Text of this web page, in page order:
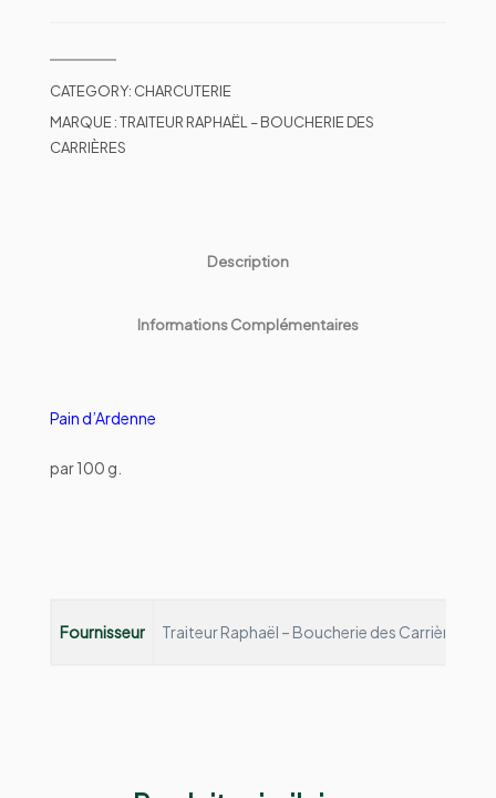
CATEGORY: CHARCUTERIE
MARQUE :TRAITEUR RAPHAËL – BOUCHERIE DES
CARRIÈRES
Description
Informations Complémentaires
Pain d’Ardenne
par 100 g.
Fournisseur Traiteur Raphaël – Boucherie des Carrières